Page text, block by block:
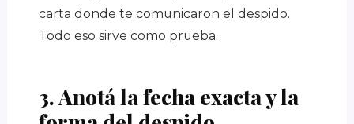
carta donde te comunicaron el despido.
Todo eso sirve como prueba.
3. Anotá la fecha exacta y la